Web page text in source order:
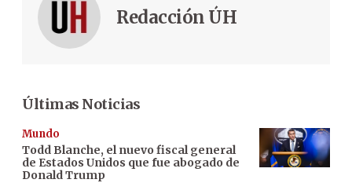
Redacción ÚH
Últimas Noticias
Mundo
Todd Blanche, el nuevo fiscal general
de Estados Unidos que fue abogado de
Donald Trump